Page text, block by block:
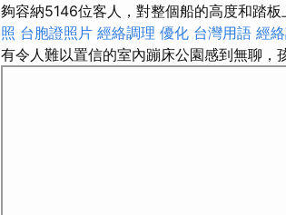
夠容納5146位客人，對整個船的高度和踏
照 台胞證照片 經絡調理 優化 台灣用語 經
有令人難以置信的室內蹦床公園感到無聊，